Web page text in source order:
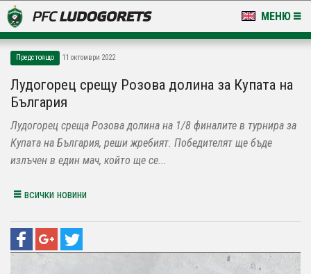
МЕНЮ
LUDOGORETS TV
НА ТЕРЕНА
СТАДИОН & БАЗИ
Предстоящо 11 октомври 2022
Лудогорец срещу Розова долина за Купата на
България
Лудогорец среща Розова долина на 1/8 финалите в турнира за
Купата на България, реши жребият. Победителят ще бъде
излъчен в един мач, който ще се...
всички новини